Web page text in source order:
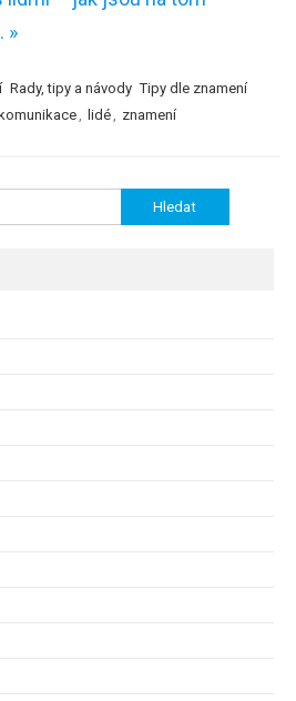
»
Rady, tipy a návody Tipy dle znamení
lidé znamení